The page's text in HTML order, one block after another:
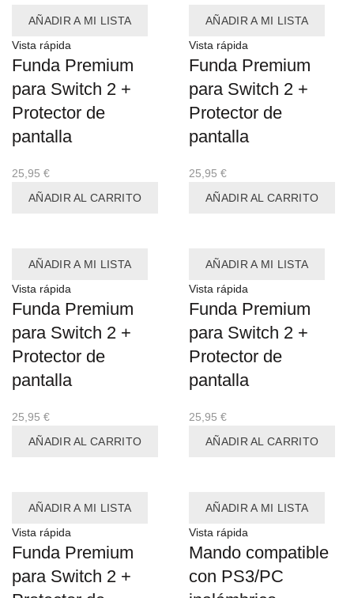
AÑADIR A MI LISTA
Vista rápida
Funda Premium
para Switch 2 +
Protector de
pantalla
25,95 €
AÑADIR AL CARRITO
AÑADIR A MI LISTA
Vista rápida
Funda Premium
para Switch 2 +
Protector de
pantalla
25,95 €
AÑADIR AL CARRITO
AÑADIR A MI LISTA
Vista rápida
Funda Premium
para Switch 2 +
Protector de
pantalla
25,95 €
AÑADIR AL CARRITO
AÑADIR A MI LISTA
Vista rápida
Funda Premium
para Switch 2 +
Protector de
pantalla
25,95 €
AÑADIR AL CARRITO
AÑADIR A MI LISTA
Vista rápida
Funda Premium
para Switch 2 +
AÑADIR A MI LISTA
Vista rápida
Mando compatible
con PS3/PC